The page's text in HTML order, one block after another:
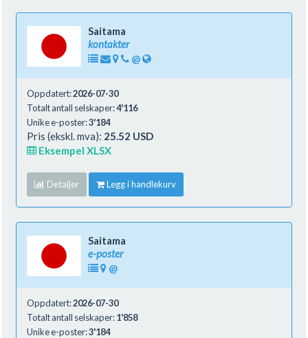
Saitama
kontakter
@
Oppdatert:2026-07-30
Totalt antall selskaper:4'116
Unike e-poster:3'184
Pris (ekskl. mva): 25.52 USD
Eksempel XLSX
Detaljer Legg i handlekurv
Saitama
e-poster
@
Oppdatert:2026-07-30
Totalt antall selskaper:1'858
Unike e-poster:3'184